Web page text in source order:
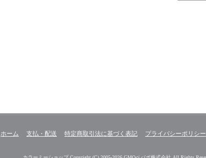
ホーム 支払・配送 特定商取引法に基づく表記 プライバシーポリシー